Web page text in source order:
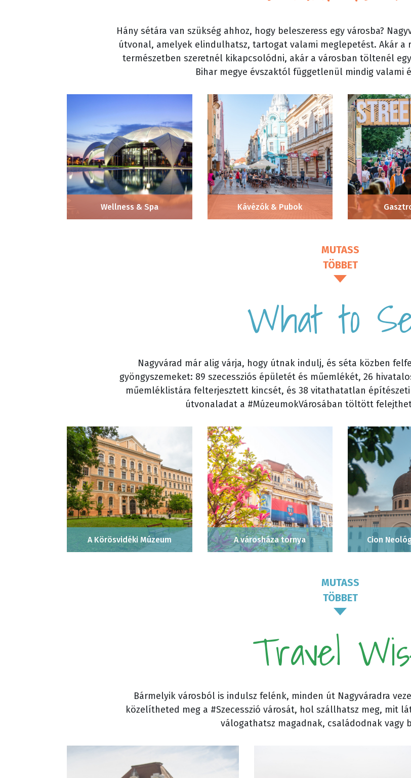
Hány sétára van szükség ahhoz, hogy beleszeress egy városba?
útvonal, amelyek elindulhatsz, tartogat valami meglepetést. Akár a
természetben szeretnél kikapcsolódni, akár a városban töltenél
Bihar megye évszaktól függetlenül mindig valami
Wellness & Spa Kávézók & Pubok
MUTASS
TÖBBET
What to
Nagyvárad már alig várja, hogy útnak indulj, és séta közben
gyöngyszemeket: 89 szecessziós épületét és műemlékét, 26
műemléklistára felterjesztett kincsét, és 38 vitathatatlan
útvonaladat a #MúzeumokVárosában töltött
A Körösvidéki Múzeum A városháza tornya Cion
MUTASS
TÖBBET
Travel
Bármelyik városból is indulsz felénk, minden út Nagyváradra
közelítheted meg a #Szecesszió városát, hol szállhatsz meg, mit
válogathatsz magadnak, családodnak vagy